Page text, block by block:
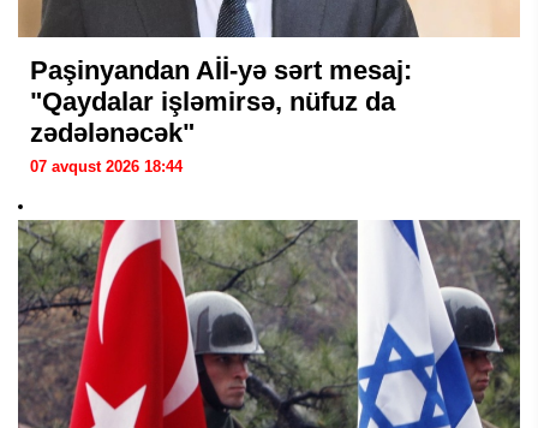
Paşinyandan Aİİ-yə sərt mesaj:
"Qaydalar işləmirsə, nüfuz da
zədələnəcək"
07 avqust 2026 18:44